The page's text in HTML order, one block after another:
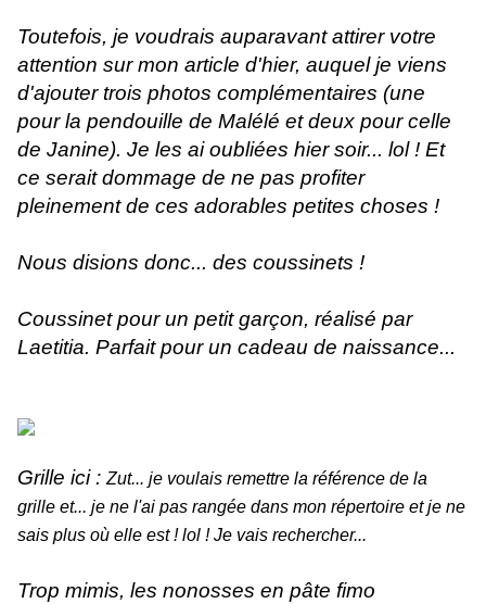
Toutefois, je voudrais auparavant attirer votre
attention sur mon article d'hier, auquel je viens
d'ajouter trois photos complémentaires (une
pour la pendouille de Malélé et deux pour celle
de Janine). Je les ai oubliées hier soir... lol ! Et
ce serait dommage de ne pas profiter
pleinement de ces adorables petites choses !
Nous disions donc... des coussinets !
Coussinet pour un petit garçon, réalisé par
Laetitia. Parfait pour un cadeau de naissance...
Grille ici : Zut... je voulais remettre la référence de la
grille et... je ne l'ai pas rangée dans mon répertoire et je ne
sais plus où elle est ! lol ! Je vais rechercher...
Trop mimis, les nonosses en pâte fimo